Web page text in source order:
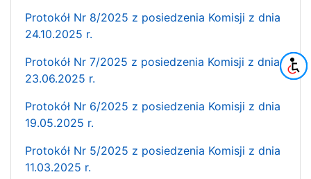
Protokół Nr 8/2025 z posiedzenia Komisji z dnia
24.10.2025 r.
Protokół Nr 7/2025 z posiedzenia Komisji z dnia
23.06.2025 r.
Protokół Nr 6/2025 z posiedzenia Komisji z dnia
19.05.2025 r.
Protokół Nr 5/2025 z posiedzenia Komisji z dnia
11.03.2025 r.